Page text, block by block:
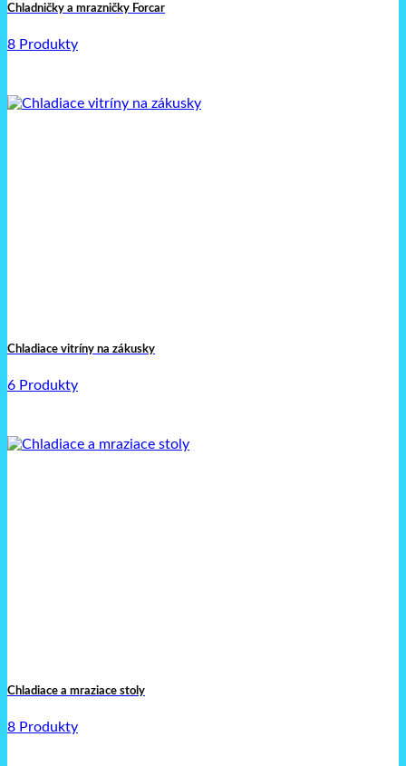
Chladničky a mrazničky Forcar
8 Produkty
Chladiace vitríny na zákusky
6 Produkty
Chladiace a mraziace stoly
8 Produkty